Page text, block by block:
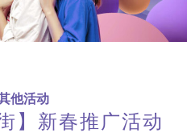
他活动
】新春推广活动